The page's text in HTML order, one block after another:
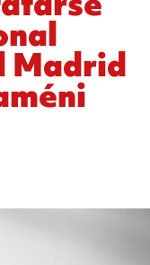
Madrid